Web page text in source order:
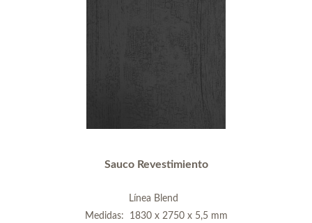
Sauco Revestimiento
Línea Blend
Medidas: 1830 x 2750 x 5,5 mm